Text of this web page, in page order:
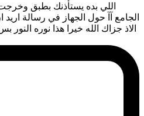
اللي بده يستأذنك بطبق
الجامع آآ حول الجهاز في رسالة
الاذ جزاك الله خيرا هذا نوره النور